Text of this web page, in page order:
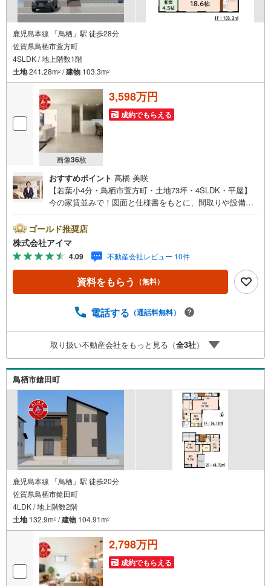
鹿児島本線 「鳥栖」駅 徒歩28分
佐賀県鳥栖市萱方町
4SLDK / 地上階数1階
土地241.28m2 /建物 103.3m2
画像36枚
3,598万円
成約でもらえる
おすすめポイント 高橋 美咲
【若葉小4分・鳥栖市萱方町・土地73坪・4SLDK・平屋】
今の家賃並みで！図面と仕様書をもとに、間取りや設備を
ア設計で、子育て期からシニア期まで安心して暮らせま
す。■広さ・間取り間取りは4SLDK・LDK18帖以上。土地
約73坪・延床約31坪と、暮らしの広さを数字でご確認いた
だけます。■品質・保証住まいの品質を支える裏付けです。
基礎は面で支えるベタ基礎。地盤調査を実施済み。完了検
査済証の交付済み。ほかにフラット35Sに対応・フラット3
ます。2沿線利用で行き先が広がります。■アイマのサポー
大手ネット銀行はじめ多数の金融機関と提携/最長50年の返
済プランもご用意平日も夜間もご見学OK/ご自宅・最寄り
駅まで送迎無料/オンライン相談OK「見るだけ」「ローン
相談だけ」でも歓迎します他社でローンが難しいと言われ
た方、転職後で審査にご不安の方もご相談ください
ゴールド推奨店
株式会社アイマ
4.09 不動産会社レビュー 10件
資料をもらう （無料）
電話する （通話料無料）
取り扱い不動産会社をもっと見る（全3社）
鳥栖市鎗田町
鹿児島本線 「鳥栖」駅 徒歩20分
佐賀県鳥栖市鎗田町
4LDK / 地上階数2階
土地132.9m2 /建物 104.91m2
2,798万円
成約でもらえる